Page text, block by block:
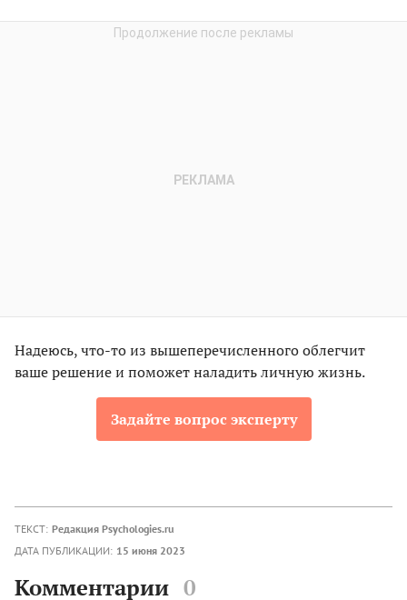
Надеюсь, что-то из вышеперечисленного облегчит
ваше решение и поможет наладить личную жизнь.
Задайте вопрос эксперту
ТЕКСТ: Редакция Psychologies.ru
ДАТА ПУБЛИКАЦИИ: 15 июня 2023
Комментарии 0